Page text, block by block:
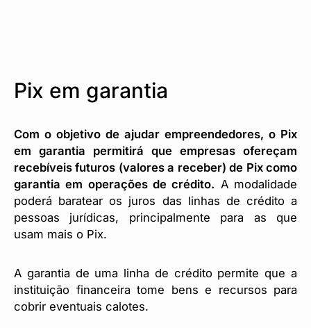
Pix em garantia
Com o objetivo de ajudar empreendedores, o Pix
em garantia permitirá que empresas ofereçam
recebíveis futuros (valores a receber) de Pix como
garantia em operações de crédito. A modalidade
poderá baratear os juros das linhas de crédito a
pessoas jurídicas, principalmente para as que
usam mais o Pix.
A garantia de uma linha de crédito permite que a
instituição financeira tome bens e recursos para
cobrir eventuais calotes.